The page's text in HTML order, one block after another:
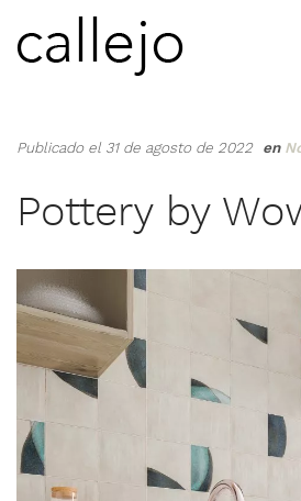
Publicado el 31 de agosto de 2022 en
Pottery by